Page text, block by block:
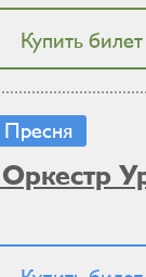
Купить билет
Пресня